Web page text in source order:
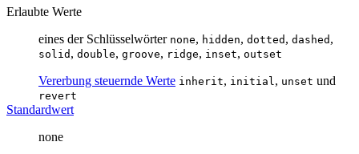
Erlaubte Werte
eines der Schlüsselwörter none, hidden, dotted , dashed ,
solid , double, groove, ridge, inset, outset
Vererbung steuernde Werte inherit, initial , unset und
revert
Standardwert
none